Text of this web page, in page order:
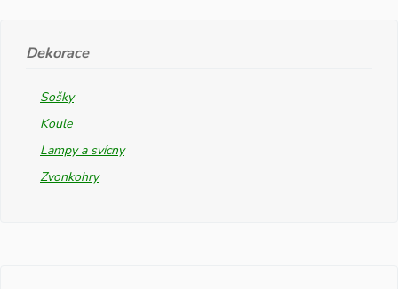
Dekorace
Sošky
Koule
Lampy a svícny
Zvonkohry